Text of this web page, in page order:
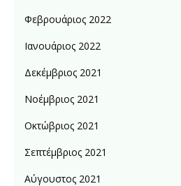
Φεβρουάριος 2022
Ιανουάριος 2022
Δεκέμβριος 2021
Νοέμβριος 2021
Οκτώβριος 2021
Σεπτέμβριος 2021
Αύγουστος 2021